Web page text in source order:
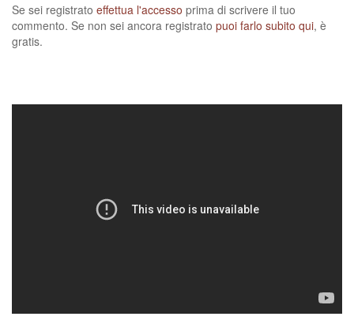
Se sei registrato effettua l'accesso prima di scrivere il tuo
commento. Se non sei ancora registrato puoi farlo subito qui, è
gratis.